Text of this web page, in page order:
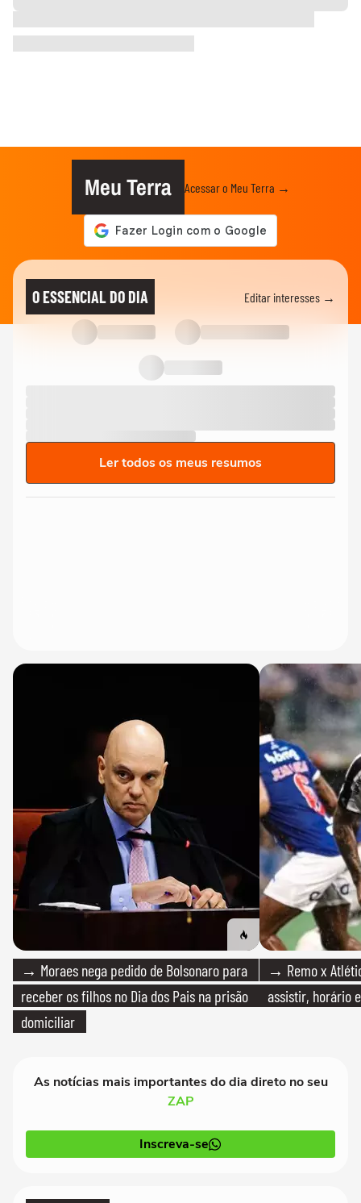
Meu Terra Acessar o Meu Terra →
O ESSENCIAL DO DIA Editar interesses →
Ler todos os meus resumos
→ Moraes nega pedido de Bolsonaro para
receber os filhos no Dia dos Pais na prisão
domiciliar
→ Remo x
assistir, horário
As notícias mais importantes do dia direto no seu
ZAP
Inscreva-se